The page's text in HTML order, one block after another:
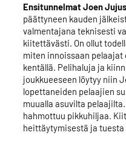
Ensitunnelmat Joen
päättyneen kauden
valmentajana teknisesti
kiitettävästi. On ollut
miten innoissaan
kentällä. Pelihaluja ja
joukkueeseen löytyy niin
lopettaneiden pelaajien
muualla asuvilta
hahmottuu pikkuhiljaa.
heittäytymisestä ja tuesta